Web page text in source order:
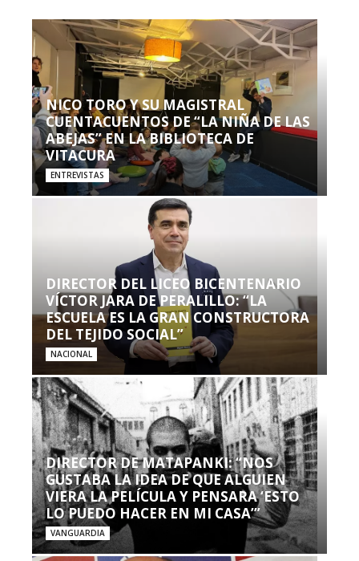
NICO TORO Y SU MAGISTRAL
CUENTACUENTOS DE “LA NIÑA DE LAS
ABEJAS” EN LA BIBLIOTECA DE
VITACURA
ENTREVISTAS
DIRECTOR DEL LICEO BICENTENARIO
VÍCTOR JARA DE PERALILLO: “LA
ESCUELA ES LA GRAN CONSTRUCTORA
DEL TEJIDO SOCIAL”
NACIONAL
DIRECTOR DE MATAPANKI: “NOS
GUSTABA LA IDEA DE QUE ALGUIEN
VIERA LA PELÍCULA Y PENSARA ‘ESTO
LO PUEDO HACER EN MI CASA’”
VANGUARDIA